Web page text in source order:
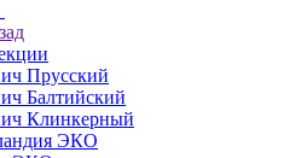
Прусский
Балтийский
Клинкерный
ЭКО